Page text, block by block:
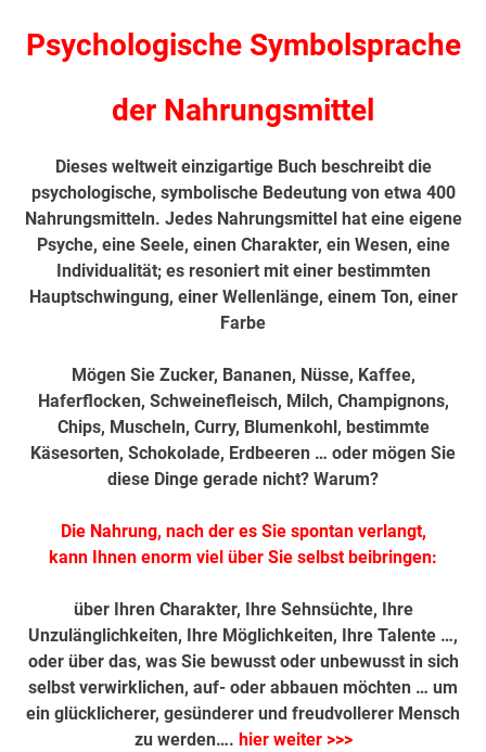
Psychologische Symbolsprache
der Nahrungsmittel
Dieses weltweit einzigartige Buch beschreibt die
psychologische, symbolische Bedeutung von etwa 400
Nahrungsmitteln. Jedes Nahrungsmittel hat eine eigene
Psyche, eine Seele, einen Charakter, ein Wesen, eine
Individualität; es resoniert mit einer bestimmten
Hauptschwingung, einer Wellenlänge, einem Ton, einer
Farbe
Mögen Sie Zucker, Bananen, Nüsse, Kaffee,
Haferflocken, Schweinefleisch, Milch, Champignons,
Chips, Muscheln, Curry, Blumenkohl, bestimmte
Käsesorten, Schokolade, Erdbeeren … oder mögen Sie
diese Dinge gerade nicht? Warum?
Die Nahrung, nach der es Sie spontan verlangt,
kann Ihnen enorm viel über Sie selbst beibringen:
über Ihren Charakter, Ihre Sehnsüchte, Ihre
Unzulänglichkeiten, Ihre Möglichkeiten, Ihre Talente …,
oder über das, was Sie bewusst oder unbewusst in sich
selbst verwirklichen, auf- oder abbauen möchten … um
ein glücklicherer, gesünderer und freudvollerer Mensch
zu werden…. hier weiter >>>